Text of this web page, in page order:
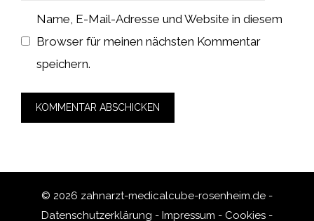
Name, E-Mail-Adresse und Website in diesem
Browser für meinen nächsten Kommentar
speichern.
© 2026 zahnarzt-medicalcube-rosenheim.de -
Datenschutzerklärung - Impressum - Cookies -